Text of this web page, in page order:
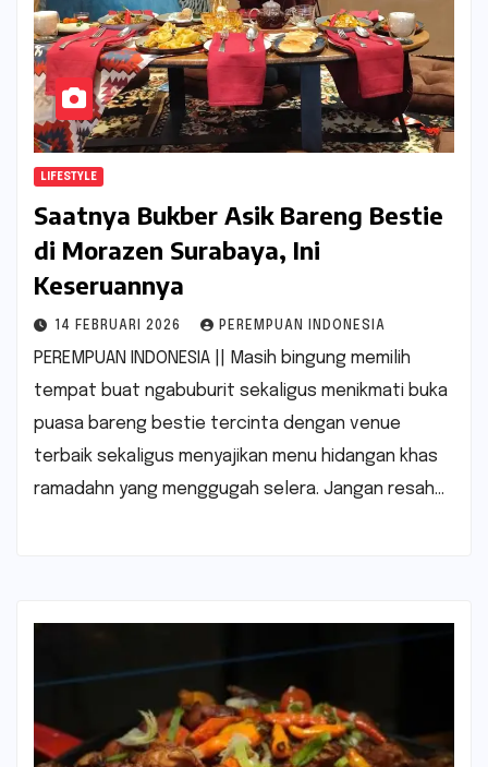
LIFESTYLE
Saatnya Bukber Asik Bareng Bestie
di Morazen Surabaya, Ini
Keseruannya
14 FEBRUARI 2026 PEREMPUAN INDONESIA
PEREMPUAN INDONESIA || Masih bingung memilih
tempat buat ngabuburit sekaligus menikmati buka
puasa bareng bestie tercinta dengan venue
terbaik sekaligus menyajikan menu hidangan khas
ramadahn yang menggugah selera. Jangan resah…